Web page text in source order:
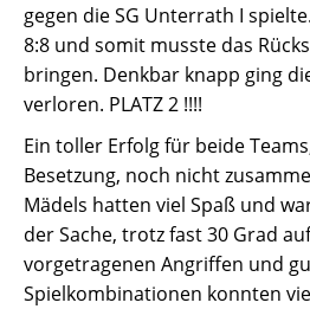
gegen die SG Unterrath I
8:8 und somit musste das
bringen. Denkbar knapp ging
verloren. PLATZ 2 !!!!
Ein toller Erfolg für beide
Besetzung, noch nicht
Mädels hatten viel Spaß und
der Sache, trotz fast 30 Grad
vorgetragenen Angriffen und
Spielkombinationen konnten